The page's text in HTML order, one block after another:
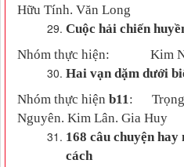
Hữu Tính. Văn Long
Cuộc hải chiến
Nhóm thực hiện: Kim
Hai vạn dặm dưới
Nhóm thực hiện b11:
Nguyên. Kim Lân. Gia Huy
168 câu chuyện
cách